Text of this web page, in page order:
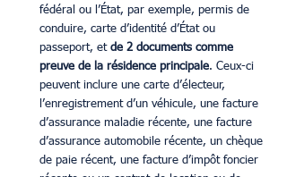
fédéral ou l’État, par exemple, permis de
conduire, carte d’identité d’État ou
passeport, et de 2 documents comme
preuve de la résidence principale. Ceux-ci
peuvent inclure une carte d’électeur,
l’enregistrement d’un véhicule, une facture
d’assurance maladie récente, une facture
d’assurance automobile récente, un chèque
de paie récent, une facture d’impôt foncier